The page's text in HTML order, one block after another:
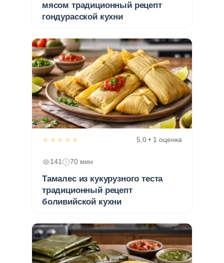
мясом традиционный рецепт
гондурасской кухни
★★★★★ 5,0 • 1 оценка
141 70 мин
Тамалес из кукурузного теста
традиционный рецепт
боливийской кухни